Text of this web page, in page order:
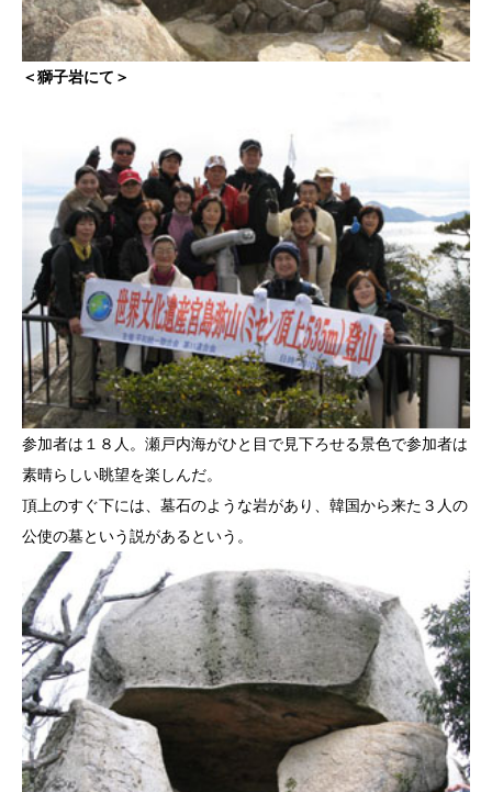
＜獅子岩にて＞
参加者は１８人。瀬戸内海がひと目で見下ろせる景色で参加者は
素晴らしい眺望を楽しんだ。
頂上のすぐ下には、墓石のような岩があり、韓国から来た３人の
公使の墓という説があるという。